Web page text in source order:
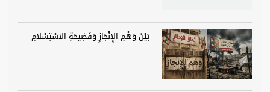
بَيْنَ وَهْمِ الإِنْجَازِ وَفَضِيحَةِ الاسْتِسْلامِ